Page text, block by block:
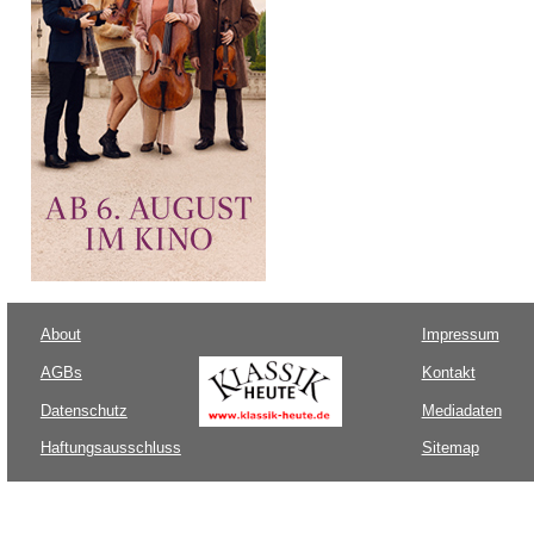
About
AGBs
Datenschutz
Haftungsausschluss
Impressum
Kontakt
Mediadaten
Sitemap